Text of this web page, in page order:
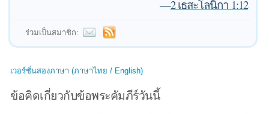
—2 เธสะโลนิกา 1:12
ร่วมเป็นสมาชิก:
เวอร์ชั่นสองภาษา (ภาษาไทย / English)
ข้อคิดเกี่ยวกับข้อพระคัมภีร์วันนี้